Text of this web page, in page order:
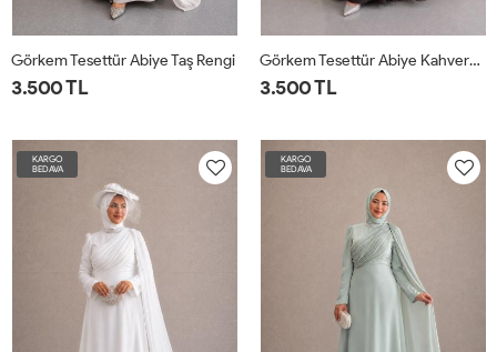
Görkem Tesettür Abiye Taş Rengi
3.500 TL
Görkem Tesettür Abiye Kahverengi
3.500 TL
KARGO
BEDAVA
KARGO
BEDAVA